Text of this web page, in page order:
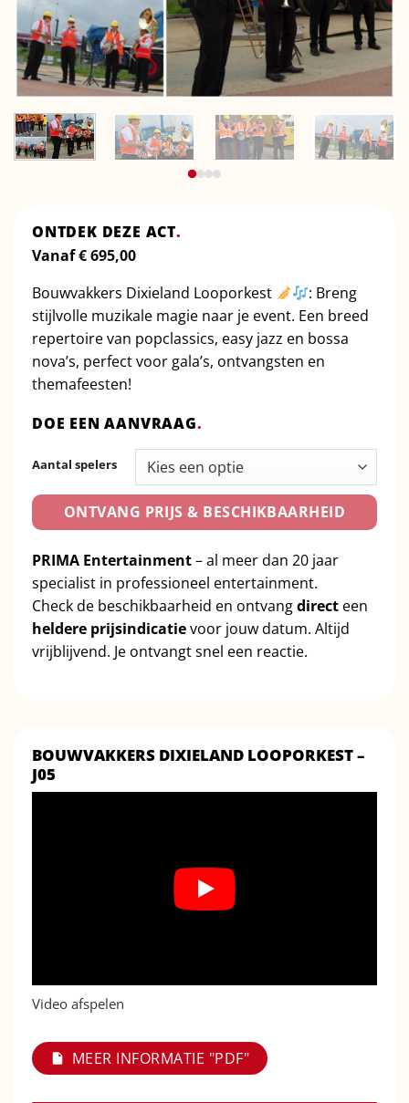
ONTDEK DEZE ACT.
Vanaf€695,00
Bouwvakkers Dixieland Looporkest
: Breng
stijlvolle muzikale magie naar je event. Een breed
repertoire van popclassics, easy jazz en bossa
nova’s, perfect voor gala’s, ontvangsten en
themafeesten!
DOE EEN AANVRAAG.
Aantal spelers
ONTVANG PRIJS & BESCHIKBAARHEID
PRIMA Entertainment– al meer dan 20 jaar
specialist in professioneel entertainment.
Check de beschikbaarheid en ontvangdirect een
heldere prijsindicatievoor jouw datum. Altijd
vrijblijvend. Je ontvangt snel een reactie.
BOUWVAKKERS DIXIELAND LOOPORKEST –
J05
Video afspelen
MEER INFORMATIE "PDF"